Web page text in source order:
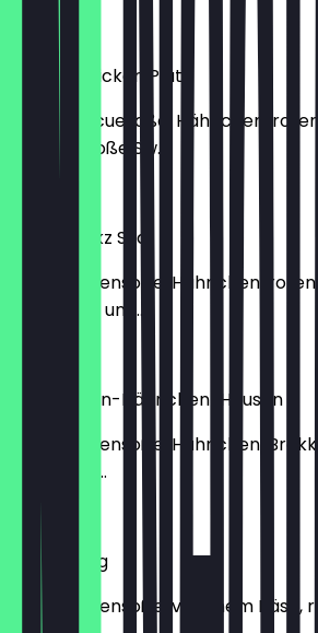
Terrys-Chicken Platz
mit Barbecuesoße, Hähnchen,
Teriyaki-Soße Sw...
Pizza Chickz Süd
mit Tomatensoße, Hähnchen,
Knoblauch und...
Pizza Hohen-Hähnchen-Hausen
mit Tomatensoße, Hähnchen,
und Sauce...
13,90 €
Vegan Weg
mit Tomatensoße, veganem Käse,